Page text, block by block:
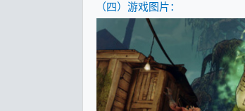
（四）游戏图片：